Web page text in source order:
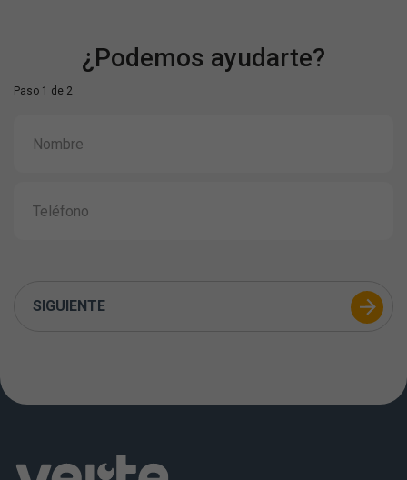
¿Podemos ayudarte?
Paso 1 de 2
SIGUIENTE